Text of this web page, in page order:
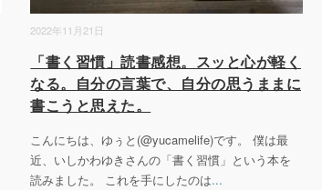
2022年11月21日
「書く習慣」読書感想。スッと心が軽く
なる。自分の言葉で、自分の思うままに
書こうと思えた。
こんにちは、ゆぅと(@yucamelife)です。 僕は最
近、いしかわゆきさんの「書く習慣」という本を
読みました。 これを手にしたのは...